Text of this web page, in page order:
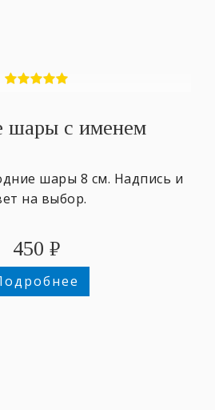
шары с именем
шары 8 см. Надпись и
на выбор.
450 ₽